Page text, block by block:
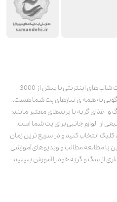
پت استور به عنوان یکی از قدیمی‌ترین پت شاپ های اینترنتی با بیش از 3000
به همه ی نیازهای پت شما هست.
غذای گربه با برندهای معتبر مانند:
از لوازم جانبی برای پت شما است.
کلیک انتخاب کنید و در سریع ترین زمان
مطالعه مطالب و ویدیوهای آموزشی
از سگ و گربه خود را آموزش ببینید.